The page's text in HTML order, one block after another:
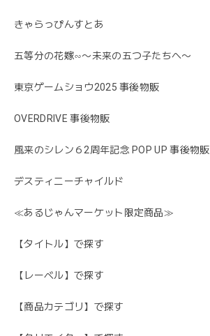
きゃらっぴんすとあ
五等分の花嫁∽〜未来の五つ子たちへ〜
東京ゲームショウ2025 事後物販
OVERDRIVE 事後物販
風来のシレン６2周年記念 POP UP 事後物販
デスティニーチャイルド
≪あるじゃんマーケット限定商品≫
【タイトル】で探す
【レーベル】で探す
【商品カテゴリ】で探す